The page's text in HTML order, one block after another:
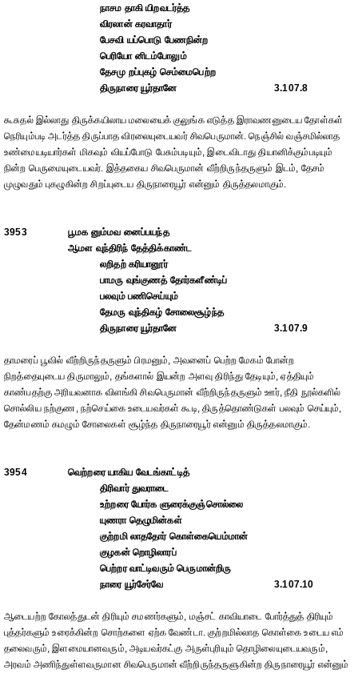
நாசம தாகி யிறவடர்த்த
விரலான் கரவாதார்
பேசவி யப்பொடு பேணநின்ற
பெரியோ னிடம்போலும்
தேசமு றப்புகழ் செம்மைபெற்ற
திருநாரை யூர்தானே
3.107.8
கூசுதல் இல்லாது திருக்கயிலாய மலையைக் குலுங்க எடுத்த இராவணனுடைய தோள்கள்
நெரியும்படி அடர்த்த திருப்பாத விரலையுடையவர் சிவபெருமான். நெஞ்சில் வஞ்சமில்லாத
உண்மையடியார்கள் மிகவும் வியப்போடு பேசும்படியும், இடைவிடாது தியானிக்கும்படியும்
நின்ற பெருமையுடையவர். இத்தகைய சிவபெருமான் வீற்றிருந்தருளும் இடம், தேசம்
முழுவதும் புகழுகின்ற சிறப்புடைய திருநாரையூர் என்னும் திருத்தலமாகும்.
3953
பூமக னும்மவ னைப்பயந்த
ஆமள வுந்திரிந் தேத்திக்காண்ட
லறிதற் கரியானூர்
பாமரு வுங்குணத் தோர்களீண்டிப்
பலவும் பணிசெய்யும்
தேமரு வுந்திகழ் சோலைசூழ்ந்த
திருநாரை யூர்தானே
3.107.9
தாமரைப் பூவில் வீற்றிருந்தருளும் பிரமனும், அவனைப் பெற்ற மேகம் போன்ற
நிறத்தையுடைய திருமாலும், தங்களால் இயன்ற அளவு திரிந்து தேடியும், ஏத்தியும்
காண்பதற்கு அரியவனாக விளங்கி சிவபெருமான் வீற்றிருந்தருளும் ஊர், நீதி நூல்களில்
சொல்லிய நற்குண, நற்செய்கை உடையவர்கள் கூடி, திருத்தொண்டுகள் பலவும் செய்யும்,
தேன்மணம் கமழும் சோலைகள் சூழ்ந்த திருநாரையூர் என்னும் திருத்தலமாகும்.
3954
வெற்றரை யாகிய வேடங்காட்டித்
திரிவார் துவராடை
உற்றரை யோர்க ளுரைக்குஞ்சொல்லை
யுணரா தெழுமின்கள்
குற்றமி லாததோர் கொள்கையெம்மான்
குழகன் றொழிலாரப்
பெற்றர வாட்டிவரும் பெருமான்றிரு
நாரை யூர்சேர்வே
3.107.10
ஆடையற்ற கோலத்துடன் திரியும் சமணர்களும், மஞ்சட் காவியாடை போர்த்துத் திரியும்
புத்தர்களும் உரைக்கின்ற சொற்களை ஏற்க வேண்டா. குற்றமில்லாத கொள்கை உடைய எம்
தலைவரும், இளமையானவரும், அடியவர்கட்கு அருள்புரியும் தொழிலையுடையவரும்,
அரவம் அணிந்துள்ளவருமான சிவபெருமான் வீற்றிருந்தருளுகின்ற திருநாரையூர் என்னும்